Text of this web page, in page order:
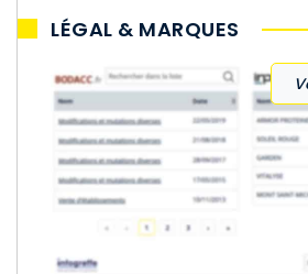
LÉGAL & MARQUES